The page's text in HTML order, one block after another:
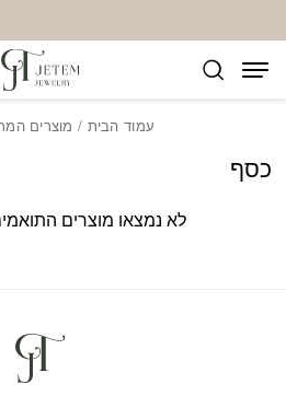
עמוד הבית / מוצרים
כסף
לא נמצאו מוצרים